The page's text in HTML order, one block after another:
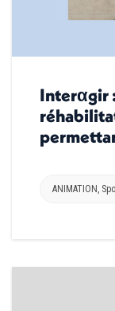
Interαgir
ANIMATION ,